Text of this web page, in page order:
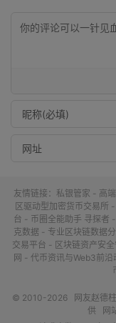
友情链接： 私银管家 - 高
区驱动型加密货币交易所
台 - 币圈全能助手 寻探者
克数据 - 专业区块链数据
交易平台 - 区块链资产安
网 - 代币资讯与Web3前沿
© 2010-2026 网友赵德
供
网